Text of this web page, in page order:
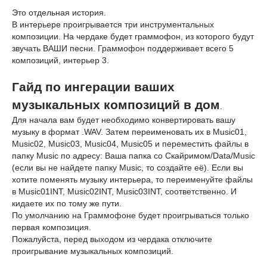
Это отдельная история.
В интерьере проигрывается три инструментальных
композиции. На чердаке будет граммофон, из которого будут
звучать ВАШИ песни. Граммофон поддерживает всего 5
композиций, интерьер 3.
Гайд по ингерации ваших
музыкальных композиций в дом.
Для начала вам будет необходимо конвертировать вашу
музыку в формат .WAV. Затем переименовать их в Music01,
Music02, Music03, Music04, Music05 и переместить файлы в
папку Music по адресу: Ваша папка со Скайримом/Data/Music
(если вы не найдете папку Music, то создайте её). Если вы
хотите поменять музыку интерьера, то переименуйте файлы
в Music01INT, Music02INT, Music03INT, соответственно. И
кидаете их по тому же пути.
По умолчанию на Граммофоне будет проигрываться только
первая композиция.
Пожалуйста, перед выходом из чердака отключите
проигрывание музыкальных композиций.